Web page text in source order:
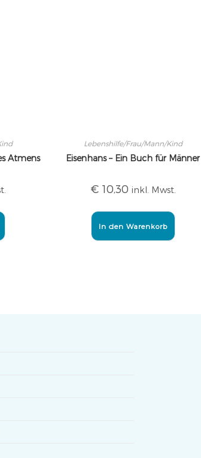
Atmens
Lebenshilfe/Frau/Mann/Kind
Eisenhans – Ein Buch für Männer
€ 10,30 inkl. Mwst.
In den Warenkorb